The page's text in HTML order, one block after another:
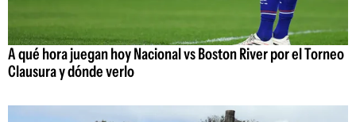
A qué hora juegan hoy Nacional vs Boston River por el Torneo
Clausura y dónde verlo